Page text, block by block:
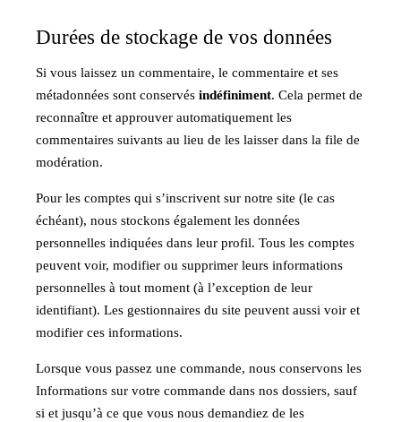
Durées de stockage de vos données
Si vous laissez un commentaire, le commentaire et ses
métadonnées sont conservés indéfiniment. Cela permet de
reconnaître et approuver automatiquement les
commentaires suivants au lieu de les laisser dans la file de
modération.
Pour les comptes qui s’inscrivent sur notre site (le cas
échéant), nous stockons également les données
personnelles indiquées dans leur profil. Tous les comptes
peuvent voir, modifier ou supprimer leurs informations
personnelles à tout moment (à l’exception de leur
identifiant). Les gestionnaires du site peuvent aussi voir et
modifier ces informations.
Lorsque vous passez une commande, nous conservons les
Informations sur votre commande dans nos dossiers, sauf
si et jusqu’à ce que vous nous demandiez de les